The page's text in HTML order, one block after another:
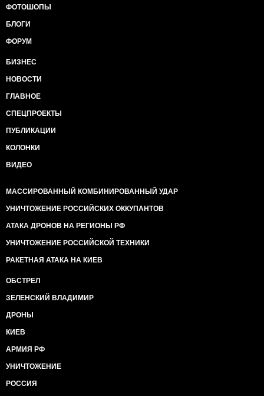
ФОТОШОПЫ
БЛОГИ
ФОРУМ
БИЗНЕС
НОВОСТИ
ГЛАВНОЕ
СПЕЦПРОЕКТЫ
ПУБЛИКАЦИИ
КОЛОНКИ
ВИДЕО
МАССИРОВАННЫЙ КОМБИНИРОВАННЫЙ УДАР
УНИЧТОЖЕНИЕ РОССИЙСКИХ ОККУПАНТОВ
АТАКА ДРОНОВ НА РЕГИОНЫ РФ
УНИЧТОЖЕНИЕ РОССИЙСКОЙ ТЕХНИКИ
РАКЕТНАЯ АТАКА НА КИЕВ
ОБСТРЕЛ
ЗЕЛЕНСКИЙ ВЛАДИМИР
ДРОНЫ
КИЕВ
АРМИЯ РФ
УНИЧТОЖЕНИЕ
РОССИЯ